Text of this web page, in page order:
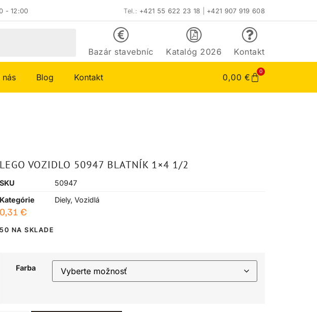
- 12:00 Tel.: +421 55 622 23 18 +421 907 919 608
Bazár stavebníc Katalóg 2026 Kontakt
nás Blog Kontakt 0,00 €
0
LEGO VOZIDLO 50947 BLATNÍK 1×4 1/2
SKU
50947
Kategórie
Diely, Vozidlá
0,31 €
50 NA SKLADE
Farba